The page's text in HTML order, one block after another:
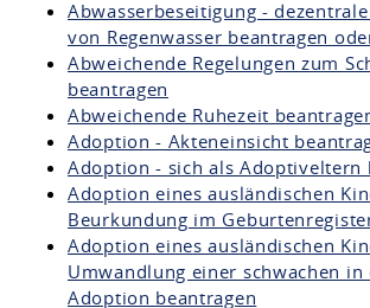
Abwasserbeseitigung -
von Regenwasser beantragen
Abweichende Regelungen zum
beantragen
Abweichende Ruhezeit
Adoption - Akteneinsicht
Adoption - sich als Adoptiveltern
Adoption eines ausländischen
Beurkundung im
Adoption eines ausländischen
Umwandlung einer schwachen in
Adoption beantragen